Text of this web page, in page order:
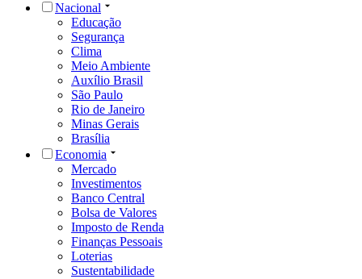
Nacional
Educação
Segurança
Clima
Meio Ambiente
Auxílio Brasil
São Paulo
Rio de Janeiro
Minas Gerais
Brasília
Economia
Mercado
Investimentos
Banco Central
Bolsa de Valores
Imposto de Renda
Finanças Pessoais
Loterias
Sustentabilidade